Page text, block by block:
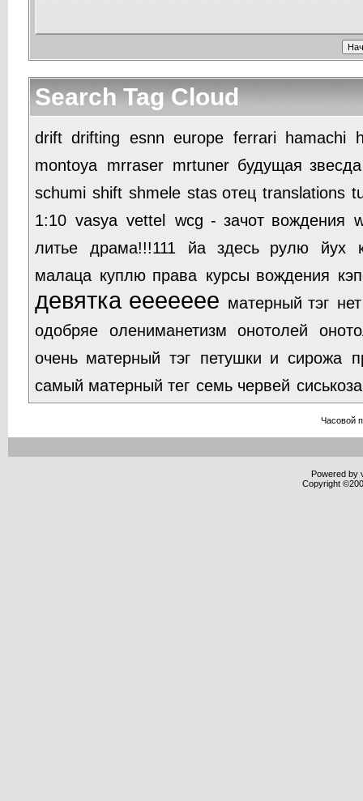
Search Tag Cloud
drift drifting esnn europe ferrari hamachi
montoya mrraser mrtuner будущая звесда
schumi shift shmele stas отец translations
1:10 vasya vettel wcg - зачот вождения
литье
драма!!!111 йа здесь рулю йух
малаца куплю права курсы вождения
девятка еееееее матерный тэг нет
одобряе
олениманетизм онотолей
очень матерный тэг
петушки и сирожа
самый матерный тег семь червей
Часовой
Powered by
Copyright